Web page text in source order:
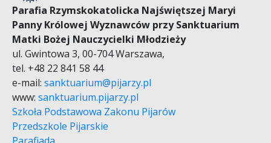
Parafia Rzymskokatolicka Najświętszej Maryi
Panny Królowej Wyznawców przy Sanktuarium
Matki Bożej Nauczycielki Młodzieży
ul. Gwintowa 3, 00-704 Warszawa,
tel. +48 22 841 58 44
e-mail: sanktuarium@pijarzy.pl
www: sanktuarium.pijarzy.pl
Szkoła Podstawowa Zakonu Pijarów
Przedszkole Pijarskie